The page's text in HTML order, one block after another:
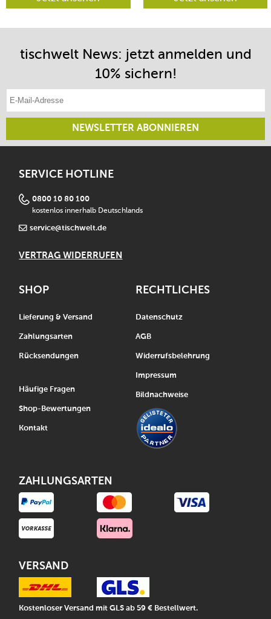
tischwelt News: jetzt anmelden und
10% sichern!
E-Mail-Adresse eintragen
NEWSLETTER ABONNIEREN
SERVICE HOTLINE
0800 10 80 100
kostenlos innerhalb Deutschlands
service@tischwelt.de
VERTRAG WIDERRUFEN
SHOP
Lieferung & Versand
Zahlungsarten
Rücksendungen
Häufige Fragen
Shop-Bewertungen
Kontakt
RECHTLICHES
Datenschutz
AGB
Widerrufsbelehrung
Impressum
Bildnachweise
ZAHLUNGSARTEN
VERSAND
Kostenloser Versand mit GLS ab 59 € Bestellwert.